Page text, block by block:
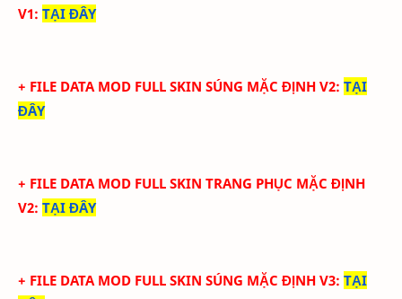
V1: TẠI ĐÂY
+ FILE DATA MOD FULL SKIN SÚNG MẶC ĐỊNH V2: TẠI
ĐÂY
+ FILE DATA MOD FULL SKIN TRANG PHỤC MẶC ĐỊNH
V2: TẠI ĐÂY
+ FILE DATA MOD FULL SKIN SÚNG MẶC ĐỊNH V3: TẠI